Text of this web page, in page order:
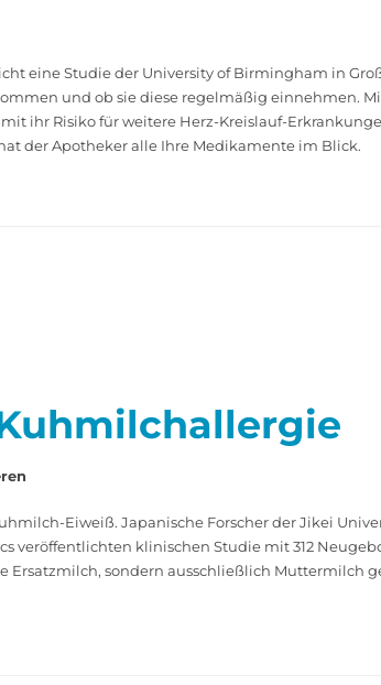
eine Studie der University of Birmingham in
und ob sie diese regelmäßig einnehmen.
ihr Risiko für weitere Herz-Kreislauf-
der Apotheker alle Ihre Medikamente im Blick.
Eiweiß. Japanische Forscher der Jikei
veröffentlichten klinischen Studie mit 312
sondern ausschließlich Muttermilch